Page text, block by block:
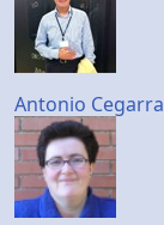
Antonio Cegarra